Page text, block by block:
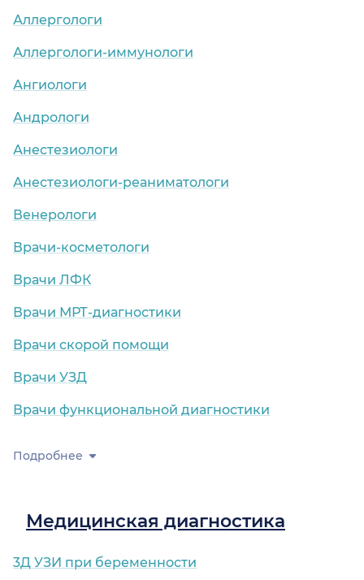
Аллергологи
Аллергологи-иммунологи
Ангиологи
Андрологи
Анестезиологи
Анестезиологи-реаниматологи
Венерологи
Врачи-косметологи
Врачи ЛФК
Врачи МРТ-диагностики
Врачи скорой помощи
Врачи УЗД
Врачи функциональной диагностики
Подробнее
Медицинская диагностика
3Д УЗИ при беременности